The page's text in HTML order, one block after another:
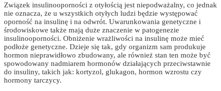
Związek insulinooporności z otyłością jest niepodważalny, co jednak
nie oznacza, że u wszystkich otyłych ludzi będzie występować
oporność na insulinę i na odwrót. Uwarunkowania genetyczne i
środowiskowe także mają duże znaczenie w patogenezie
insulinooporności. Obniżenie wrażliwości na insulinę może mieć
podłoże genetyczne. Dzieje się tak, gdy organizm sam produkuje
hormon nieprawidłowo zbudowany, ale również stan ten może być
spowodowany nadmiarem hormonów działających przeciwstawnie
do insuliny, takich jak: kortyzol, glukagon, hormon wzrostu czy
hormony tarczycy.